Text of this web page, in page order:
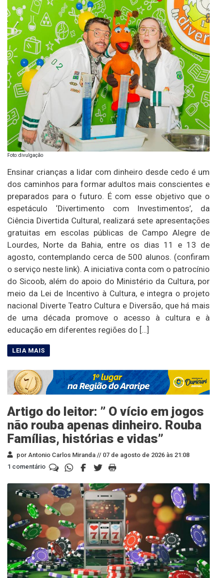
Foto: divulgação
Ensinar crianças a lidar com dinheiro desde cedo é um
dos caminhos para formar adultos mais conscientes e
preparados para o futuro. É com esse objetivo que o
espetáculo ‘Divertimento com Investimentos’, da
Ciência Divertida Cultural, realizará sete apresentações
gratuitas em escolas públicas de Campo Alegre de
Lourdes, Norte da Bahia, entre os dias 11 e 13 de
agosto, contemplando cerca de 500 alunos. (confiram
o serviço neste link). A iniciativa conta com o patrocínio
do Sicoob, além do apoio do Ministério da Cultura, por
meio da Lei de Incentivo à Cultura, e integra o projeto
nacional Diverte Teatro Cultura e Diversão, que há mais
de uma década promove o acesso à cultura e à
educação em diferentes regiões do […]
Artigo do leitor: ” O vício em jogos
não rouba apenas dinheiro. Rouba
Famílias, histórias e vidas”
por Antonio Carlos Miranda // 07 de agosto de 2026 às 21:08
1 comentário